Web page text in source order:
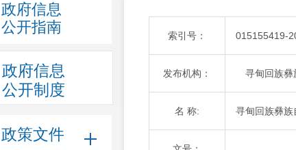
政府信息
公开指南
政府信息
公开制度
政策文件
索引号： 015155419-
发布机构： 寻甸回族彝
名 称: 寻甸回族彝